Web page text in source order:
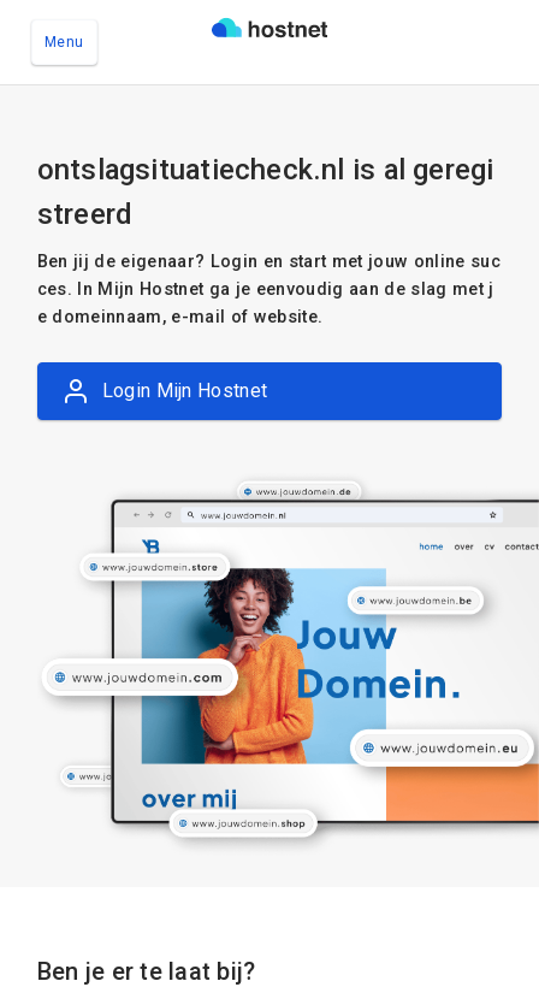
Menu
ontslagsituatiecheck.nl is al geregi
streerd
Ben jij de eigenaar? Login en start met jouw online suc
ces. In Mijn Hostnet ga je eenvoudig aan de slag met j
e domeinnaam, e-mail of website.
Login Mijn Hostnet
Ben je er te laat bij?